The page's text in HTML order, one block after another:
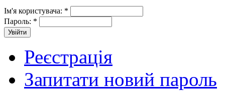
Ім'я користувача: *
Пароль: *
Реєстрація
Запитати новий пароль